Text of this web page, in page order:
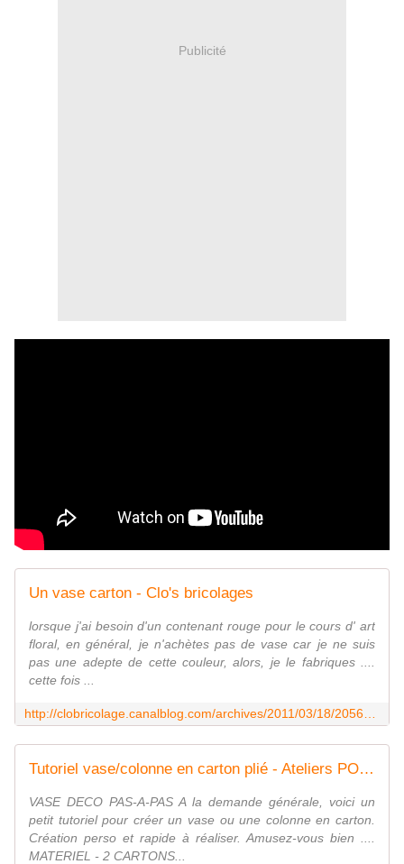
Publicité
Un vase carton - Clo's bricolages
lorsque j'ai besoin d'un contenant rouge pour le cours d' art
floral, en général, je n'achètes pas de vase car je ne suis
pas une adepte de cette couleur, alors, je le fabriques ....
cette fois ...
Tutoriel vase/colonne en carton plié - Ateliers POP Creativ'
VASE DECO PAS-A-PAS A la demande générale, voici un
petit tutoriel pour créer un vase ou une colonne en carton.
Création perso et rapide à réaliser. Amusez-vous bien ....
MATERIEL - 2 CARTONS...